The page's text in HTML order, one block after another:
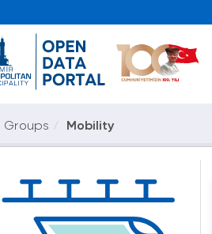
Groups Mobility